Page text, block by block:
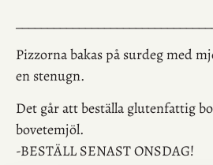
Pizzorna bakas på surdeg med
en stenugn.
Det går att beställa glutenfattig
bovetemjöl.
-BESTÄLL SENAST ONSDAG!